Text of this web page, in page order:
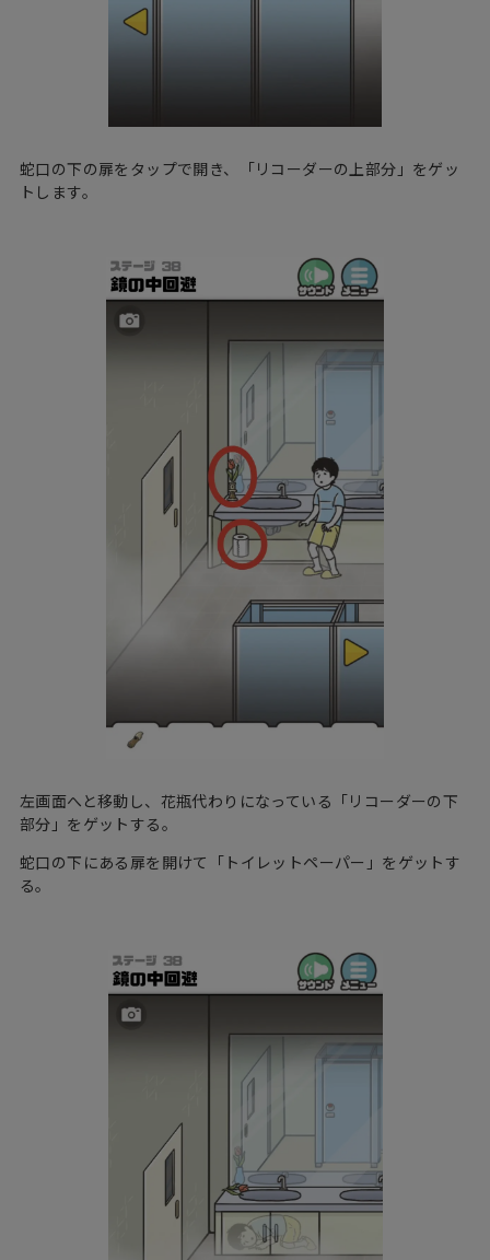
蛇口の下の扉をタップで開き、「リコーダーの上部分」をゲッ
トします。
左画面へと移動し、花瓶代わりになっている「リコーダーの下
部分」をゲットする。
蛇口の下にある扉を開けて「トイレットペーパー」をゲットす
る。